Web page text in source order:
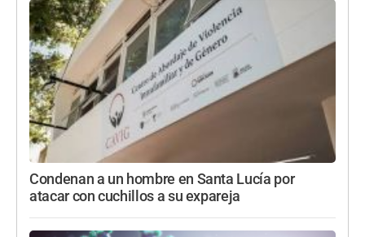
Condenan a un hombre en Santa Lucía por
atacar con cuchillos a su expareja